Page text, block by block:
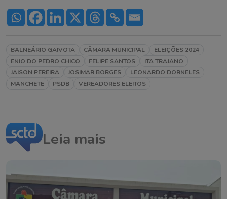
BALNEÁRIO GAIVOTA CÂMARA MUNICIPAL
ELEIÇÕES 2024
ENIO DO PEDRO CHICO
FELIPE SANTOS
ITA TRAJANO
JAISON PEREIRA
JOSIMAR BORGES
LEONARDO DORNELES
MANCHETE
PSDB VEREADORES ELEITOS
Leia mais